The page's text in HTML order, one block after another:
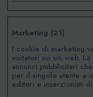
Marketing (21)
I cookie di marketing
visitatori sui siti web.
annunci pubblicitari
per il singolo utente e
editori e inserzionisti